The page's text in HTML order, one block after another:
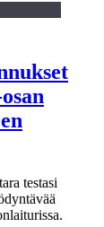
testasi